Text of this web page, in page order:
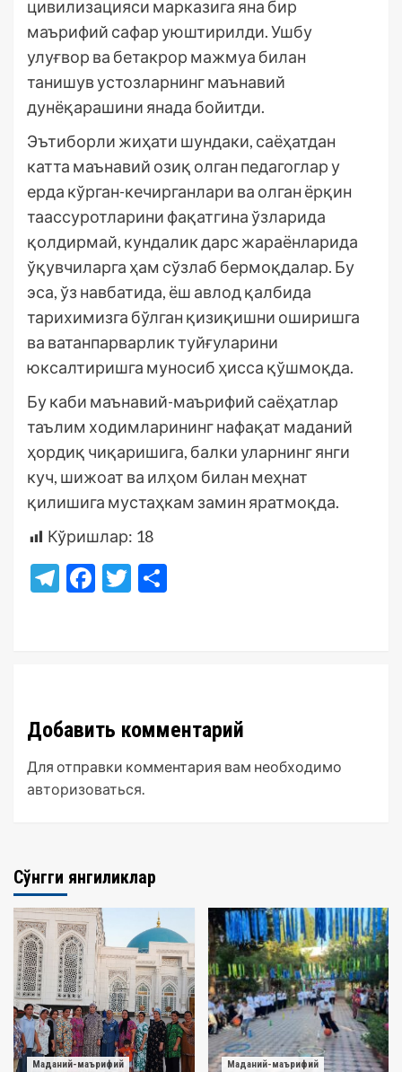
цивилизацияси марказига яна бир
маърифий сафар уюштирилди. Ушбу
улуғвор ва бетакрор мажмуа билан
танишув устозларнинг маънавий
дунёқарашини янада бойитди.
Эътиборли жиҳати шундаки, саёҳатдан
катта маънавий озиқ олган педагоглар у
ерда кўрган-кечирганлари ва олган ёрқин
таассуротларини фақатгина ўзларида
қолдирмай, кундалик дарс жараёнларида
ўқувчиларга ҳам сўзлаб бермоқдалар. Бу
эса, ўз навбатида, ёш авлод қалбида
тарихимизга бўлган қизиқишни оширишга
ва ватанпарварлик туйғуларини
юксалтиришга муносиб ҳисса қўшмоқда.
Бу каби маънавий-маърифий саёҳатлар
таълим ходимларининг нафақат маданий
ҳордиқ чиқаришига, балки уларнинг янги
куч, шижоат ва илҳом билан меҳнат
қилишига мустаҳкам замин яратмоқда.
Кўришлар: 18
Telegram
Facebook
Twitter
Добавить комментарий
Для отправки комментария вам необходимо
авторизоваться
Сўнгги янгиликлар
Маданий-маърифий
Маданий-маърифий